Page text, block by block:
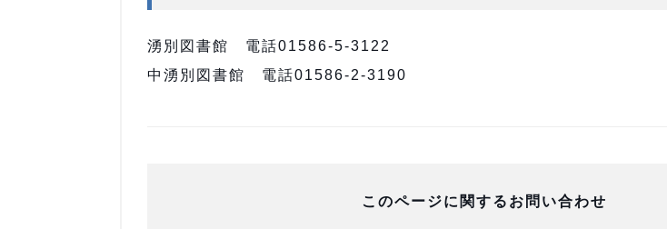
湧別図書館 電話01586-5-3122
中湧別図書館 電話01586-2-3190
このページに関するお問い合わせ